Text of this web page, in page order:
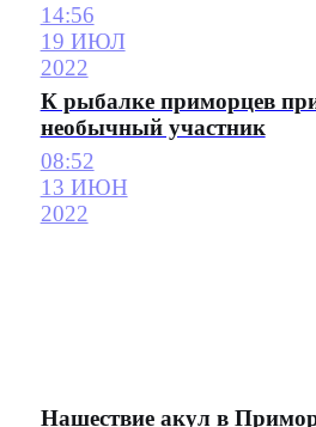
14:56
19 ИЮЛ
2022
К рыбалке приморцев
необычный участник
08:52
13 ИЮН
2022
Нашествие акул в